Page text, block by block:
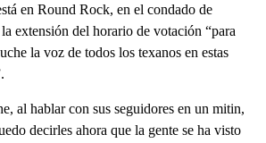
en Round Rock, en el condado de
extensión del horario de votación “para
la voz de todos los texanos en estas
al hablar con sus seguidores en un mitin,
decirles ahora que la gente se ha visto